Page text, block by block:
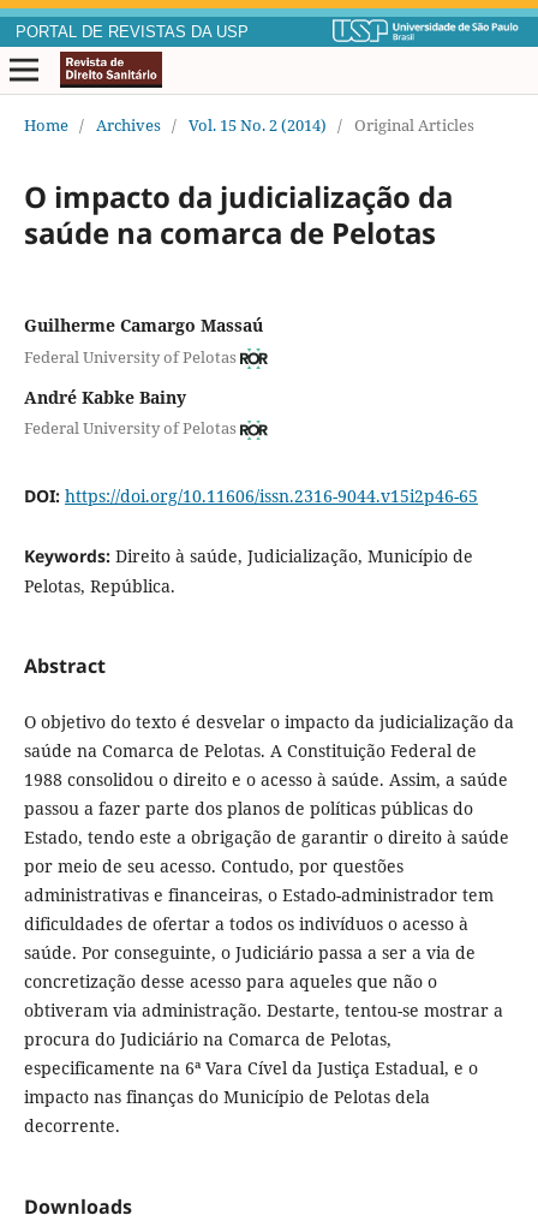
PORTAL DE REVISTAS DA USP
Home / Archives / Vol. 15 No. 2 (2014) / Original Articles
O impacto da judicialização da
saúde na comarca de Pelotas
Guilherme Camargo Massaú
Federal University of Pelotas
André Kabke Bainy
Federal University of Pelotas
DOI: https://doi.org/10.11606/issn.2316-9044.v15i2p46-65
Keywords: Direito à saúde, Judicialização, Município de
Pelotas, República.
Abstract
O objetivo do texto é desvelar o impacto da judicialização da
saúde na Comarca de Pelotas. A Constituição Federal de
1988 consolidou o direito e o acesso à saúde. Assim, a saúde
passou a fazer parte dos planos de políticas públicas do
Estado, tendo este a obrigação de garantir o direito à saúde
por meio de seu acesso. Contudo, por questões
administrativas e financeiras, o Estado-administrador tem
dificuldades de ofertar a todos os indivíduos o acesso à
saúde. Por conseguinte, o Judiciário passa a ser a via de
concretização desse acesso para aqueles que não o
obtiveram via administração. Destarte, tentou-se mostrar a
procura do Judiciário na Comarca de Pelotas,
especificamente na 6ª Vara Cível da Justiça Estadual, e o
impacto nas finanças do Município de Pelotas dela
decorrente.
Downloads